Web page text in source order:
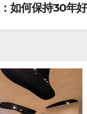
如何保持30年